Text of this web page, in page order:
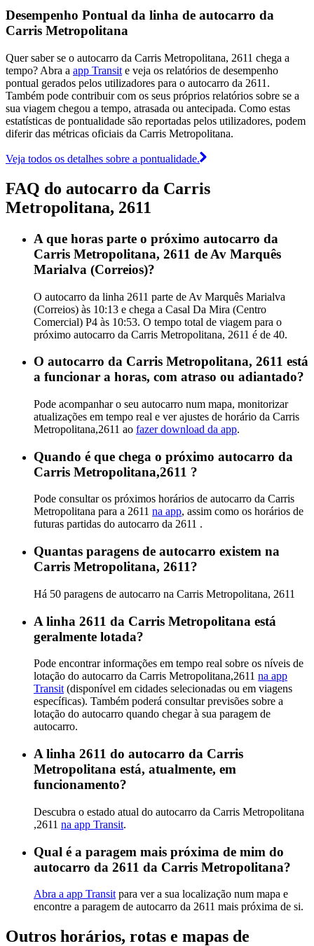
Desempenho Pontual da linha de autocarro da
Carris Metropolitana
Quer saber se o autocarro da Carris Metropolitana, 2611 chega a
tempo? Abra a app Transit e veja os relatórios de desempenho
pontual gerados pelos utilizadores para o autocarro da 2611.
Também pode contribuir com os seus próprios relatórios sobre se a
sua viagem chegou a tempo, atrasada ou antecipada. Como estas
estatísticas de pontualidade são reportadas pelos utilizadores, podem
diferir das métricas oficiais da Carris Metropolitana.
Veja todos os detalhes sobre a pontualidade.
FAQ do autocarro da Carris
Metropolitana, 2611
A que horas parte o próximo autocarro da
Carris Metropolitana, 2611 de Av Marquês
Marialva (Correios)?
O autocarro da linha 2611 parte de Av Marquês Marialva
(Correios) às 10:13 e chega a Casal Da Mira (Centro
Comercial) P4 às 10:53. O tempo total de viagem para o
próximo autocarro da Carris Metropolitana, 2611 é de 40.
O autocarro da Carris Metropolitana, 2611 está
a funcionar a horas, com atraso ou adiantado?
Pode acompanhar o seu autocarro num mapa, monitorizar
atualizações em tempo real e ver ajustes de horário da Carris
Metropolitana,2611 ao fazer download da app.
Quando é que chega o próximo autocarro da
Carris Metropolitana,2611 ?
Pode consultar os próximos horários de autocarro da Carris
Metropolitana para a 2611 na app, assim como os horários de
futuras partidas do autocarro da 2611 .
Quantas paragens de autocarro existem na
Carris Metropolitana, 2611?
Há 50 paragens de autocarro na Carris Metropolitana, 2611
A linha 2611 da Carris Metropolitana está
geralmente lotada?
Pode encontrar informações em tempo real sobre os níveis de
lotação do autocarro da Carris Metropolitana,2611 na app
Transit (disponível em cidades selecionadas ou em viagens
específicas). Também poderá consultar previsões sobre a
lotação do autocarro quando chegar à sua paragem de
autocarro.
A linha 2611 do autocarro da Carris
Metropolitana está, atualmente, em
funcionamento?
Descubra o estado atual do autocarro da Carris Metropolitana
,2611 na app Transit.
Qual é a paragem mais próxima de mim do
autocarro da 2611 da Carris Metropolitana?
Abra a app Transit para ver a sua localização num mapa e
encontre a paragem de autocarro da 2611 mais próxima de si.
Outros horários, rotas e mapas de